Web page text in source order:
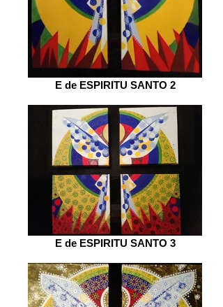
E de ESPIRITU SANTO 2
E de ESPIRITU SANTO 3